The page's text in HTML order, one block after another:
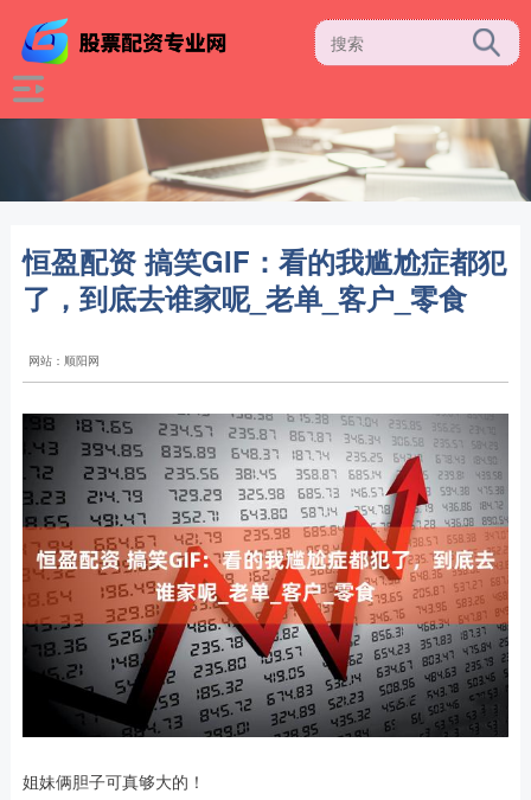
恒盈配资 搞笑GIF：看的我尴尬症都犯
了，到底去谁家呢_老单_客户_零食
网站：顺阳网
姐妹俩胆子可真够大的！